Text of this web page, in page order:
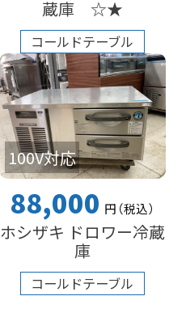
蔵庫 ☆★
コールドテーブル
100V対応
88,000 円（税込）
ホシザキ ドロワー冷蔵
庫
コールドテーブル